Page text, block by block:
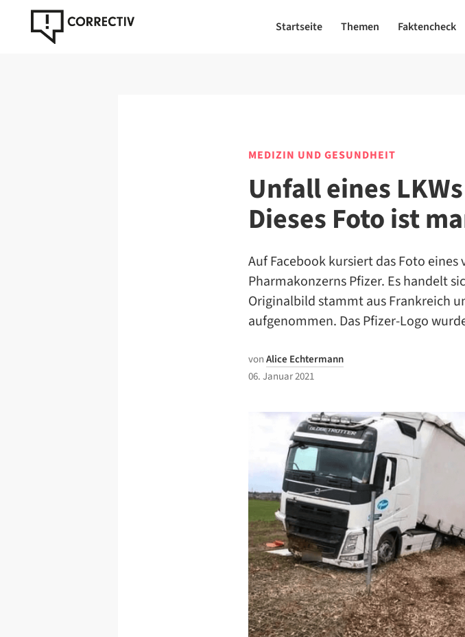
Startseite Themen Faktencheck
MEDIZIN UND GESUNDHEIT
Unfall eines
Dieses Foto ist
Auf Facebook kursiert das Foto
Pharmakonzerns Pfizer. Es handelt
Originalbild stammt aus Frankreich
aufgenommen. Das Pfizer-Logo
vonAlice Echtermann
06. Januar 2021